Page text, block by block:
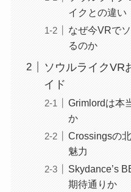
イクとの違い
なぜ今VRで
るのか
ソウルライクVR
イド
Grimlordは本
か
Crossingsの
魅力
Skydance’s
期待通りか